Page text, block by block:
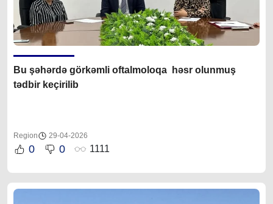
Bu şəhərdə görkəmli oftalmoloqa həsr olunmuş
tədbir keçirilib
Region 29-04-2026
0 0 1111